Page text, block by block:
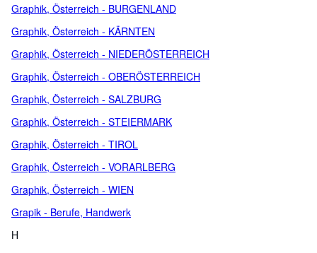
Graphik, Österreich - BURGENLAND
Graphik, Österreich - KÄRNTEN
Graphik, Österreich - NIEDERÖSTERREICH
Graphik, Österreich - OBERÖSTERREICH
Graphik, Österreich - SALZBURG
Graphik, Österreich - STEIERMARK
Graphik, Österreich - TIROL
Graphik, Österreich - VORARLBERG
Graphik, Österreich - WIEN
Grapik - Berufe, Handwerk
H